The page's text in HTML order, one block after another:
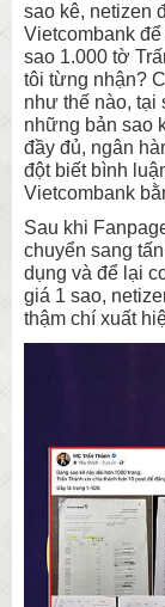
sao kê, netizen
Vietcombank
sao 1.000 tờ
tôi từng nhận?
như thế nào, tại
những bản sao
đầy đủ, ngân
đột biết bình
Vietcombank
Sau khi
chuyển sang
dụng và để lại
giá 1 sao,
thậm chí xuất